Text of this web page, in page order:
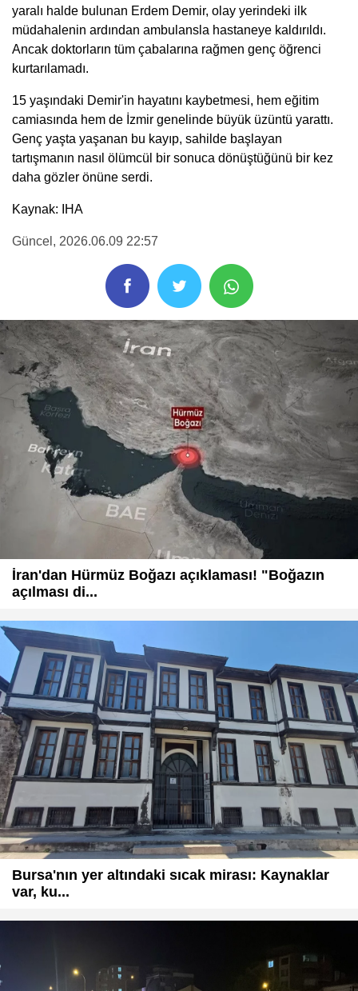
yaralı halde bulunan Erdem Demir, olay yerindeki ilk
müdahalenin ardından ambulansla hastaneye kaldırıldı.
Ancak doktorların tüm çabalarına rağmen genç öğrenci
kurtarılamadı.
15 yaşındaki Demir'in hayatını kaybetmesi, hem eğitim
camiasında hem de İzmir genelinde büyük üzüntü yarattı.
Genç yaşta yaşanan bu kayıp, sahilde başlayan
tartışmanın nasıl ölümcül bir sonuca dönüştüğünü bir kez
daha gözler önüne serdi.
Kaynak: IHA
Güncel , 2026.06.09 22:57
İran'dan Hürmüz Boğazı açıklaması! "Boğazın
açılması di...
Bursa'nın yer altındaki sıcak mirası: Kaynaklar
var, ku...